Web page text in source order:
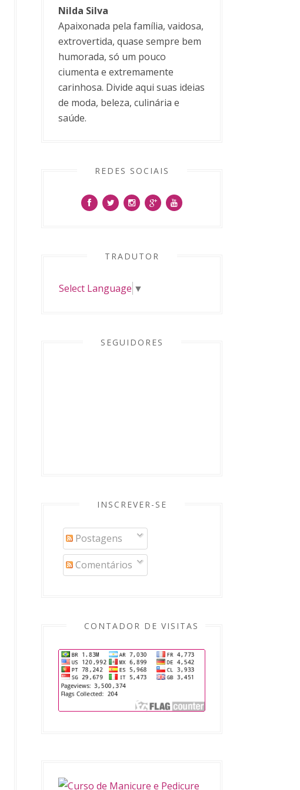
Nilda Silva
Apaixonada pela família, vaidosa,
extrovertida, quase sempre bem
humorada, só um pouco
ciumenta e extremamente
carinhosa. Divide aqui suas ideias
de moda, beleza, culinária e
saúde.
REDES SOCIAIS
TRADUTOR
Select Language ▼
SEGUIDORES
INSCREVER-SE
Postagens
Comentários
CONTADOR DE VISITAS